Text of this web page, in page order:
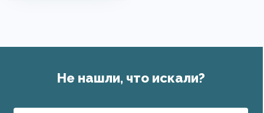
Не нашли, что искали?